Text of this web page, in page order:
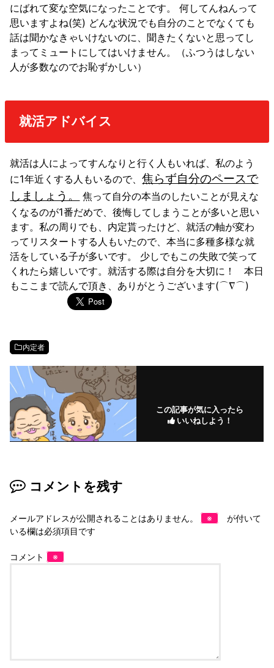
にばれて変な空気になったことです。
何してんねんって
思いますよね(笑) どんな状況でも自分のことでなくても
話は聞かなきゃいけないのに、聞きたくないと思ってし
まってミュートにしてはいけません。（ふつうはしない
人が多数なのでお恥ずかしい）
就活アドバイス
就活は人によってすんなりと行く人もいれば、私のよう
に1年近くする人もいるので、焦らず自分のペースで
しましょう。
焦って自分の本当のしたいことが見えな
くなるのが1番だめで、後悔してしまうことが多いと思い
ます。私の周りでも、内定貰ったけど、就活の軸が変わ
ってリスタートする人もいたので、本当に多種多様な就
活をしている子が多いです。
少しでもこの失敗で笑って
くれたら嬉しいです。 就活する際は自分を大切に！
本日
もここまで読んで頂き、ありがとうございます(⌒∇⌒)
内定者
この記事が気に入ったら
いいねしよう！
コメントを残す
メールアドレスが公開されることはありません。 ※
が付いて
いる欄は必須項目です
コメント ※